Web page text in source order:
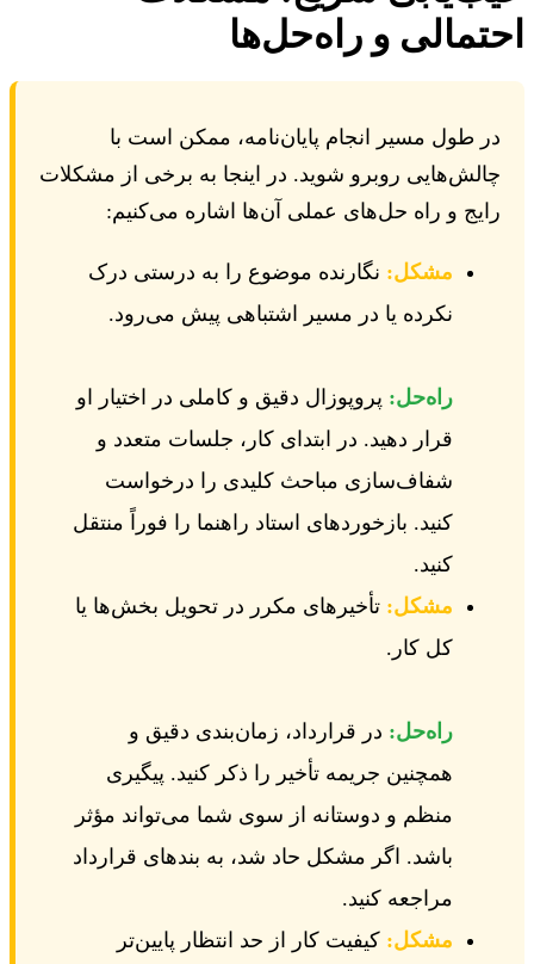
احتمالی و راه‌حل‌ها
در طول مسیر انجام پایان‌نامه، ممکن است با
چالش‌هایی روبرو شوید. در اینجا به برخی از مشکلات
رایج و راه حل‌های عملی آن‌ها اشاره می‌کنیم:
مشکل: نگارنده موضوع را به درستی درک
نکرده یا در مسیر اشتباهی پیش می‌رود.
راه‌حل: پروپوزال دقیق و کاملی در اختیار او
قرار دهید. در ابتدای کار، جلسات متعدد و
شفاف‌سازی مباحث کلیدی را درخواست
کنید. بازخوردهای استاد راهنما را فوراً منتقل
کنید.
مشکل: تأخیرهای مکرر در تحویل بخش‌ها یا
کل کار.
راه‌حل: در قرارداد، زمان‌بندی دقیق و
همچنین جریمه تأخیر را ذکر کنید. پیگیری
منظم و دوستانه از سوی شما می‌تواند مؤثر
باشد. اگر مشکل حاد شد، به بندهای قرارداد
مراجعه کنید.
مشکل: کیفیت کار از حد انتظار پایین‌تر